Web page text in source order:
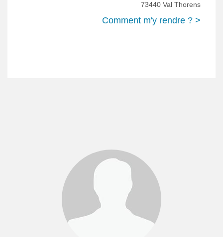
73440 Val Thorens
Comment m'y rendre ? >